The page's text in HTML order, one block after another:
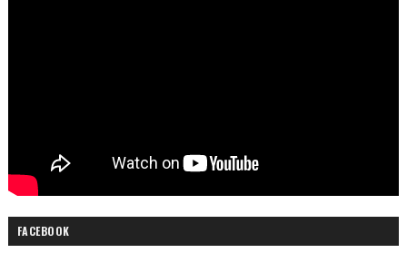
FACEBOOK